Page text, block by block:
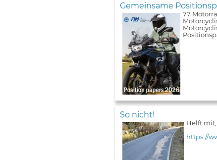
Gemeinsame
77
So nicht!
Helft
https://